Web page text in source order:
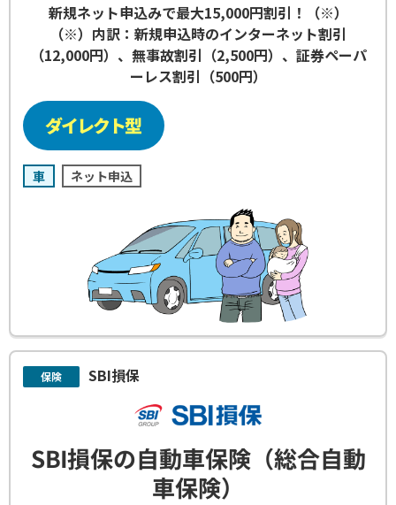
新規ネット申込みで最大15,000円割引！（※）
（※）内訳：新規申込時のインターネット割引
（12,000円）、無事故割引（2,500円）、証券ペーパ
ーレス割引（500円）
車 ネット申込
保険 SBI損保
SBI損保の自動車保険（総合自動
車保険）